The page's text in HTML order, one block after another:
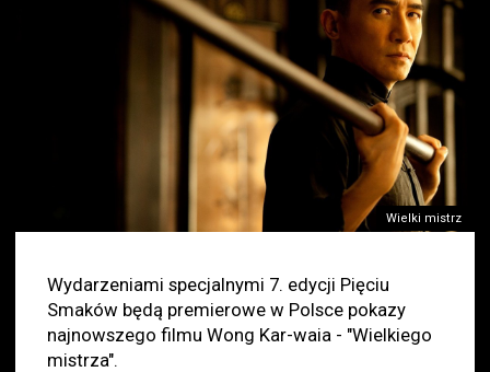
Wielki mistrz
Wydarzeniami specjalnymi 7. edycji Pięciu
Smaków będą premierowe w Polsce pokazy
najnowszego filmu Wong Kar-waia - "Wielkiego
mistrza".